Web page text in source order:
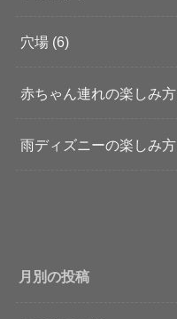
穴場 (6)
赤ちゃん連れの楽しみ方
雨ディズニーの楽しみ方
月別の投稿